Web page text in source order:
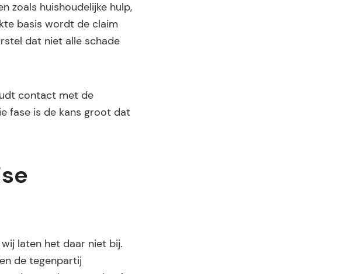
zoals huishoudelijke hulp,
basis wordt de claim
dat niet alle schade
contact met de
fase is de kans groot dat
laten het daar niet bij.
de tegenpartij